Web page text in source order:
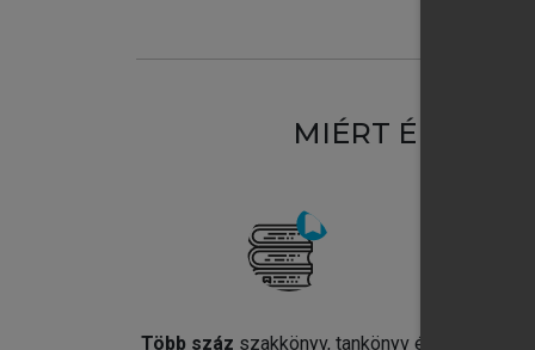
MIÉRT
Több száz szakkönyv, tankönyv és